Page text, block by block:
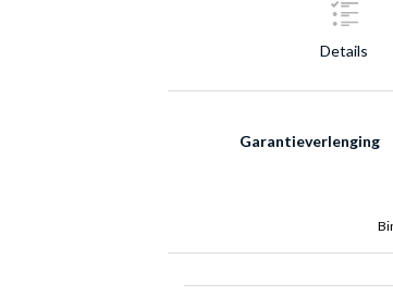
Details
Garantieverlenging